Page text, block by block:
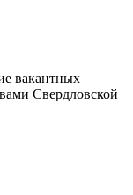
вакантных
Свердловской